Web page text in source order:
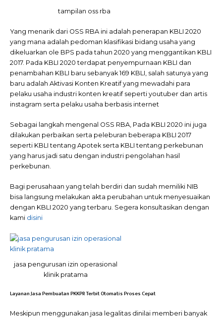
tampilan oss rba
Yang menarik dari OSS RBA ini adalah penerapan KBLI 2020
yang mana adalah pedoman klasifikasi bidang usaha yang
dikeluarkan ole BPS pada tahun 2020 yang menggantikan KBLI
2017. Pada KBLI 2020 terdapat penyempurnaan KBLI dan
penambahan KBLI baru sebanyak 169 KBLI, salah satunya yang
baru adalah Aktivasi Konten Kreatif yang mewadahi para
pelaku usaha industri konten kreatif seperti youtuber dan artis
instagram serta pelaku usaha berbasis internet
Sebagai langkah mengenal OSS RBA, Pada KBLI 2020 ini juga
dilakukan perbaikan serta peleburan beberapa KBLI 2017
seperti KBLI tentang Apotek serta KBLI tentang perkebunan
yang harus jadi satu dengan industri pengolahan hasil
perkebunan.
Bagi perusahaan yang telah berdiri dan sudah memiliki NIB
bisa langsung melakukan akta perubahan untuk menyesuaikan
dengan KBLI 2020 yang terbaru. Segera konsultasikan dengan
kami disini
jasa pengurusan izin operasional
klinik pratama
Layanan Jasa Pembuatan PKKPR Terbit Otomatis Proses Cepat
Meskipun menggunakan jasa legalitas dinilai memberi banyak